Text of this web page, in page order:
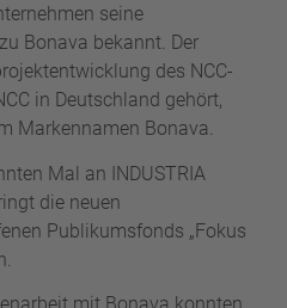
seine
Bonava bekannt. Der
des NCC-
in Deutschland gehört,
Markennamen Bonava.
Mal an INDUSTRIA
die neuen
Publikumsfonds „Fokus